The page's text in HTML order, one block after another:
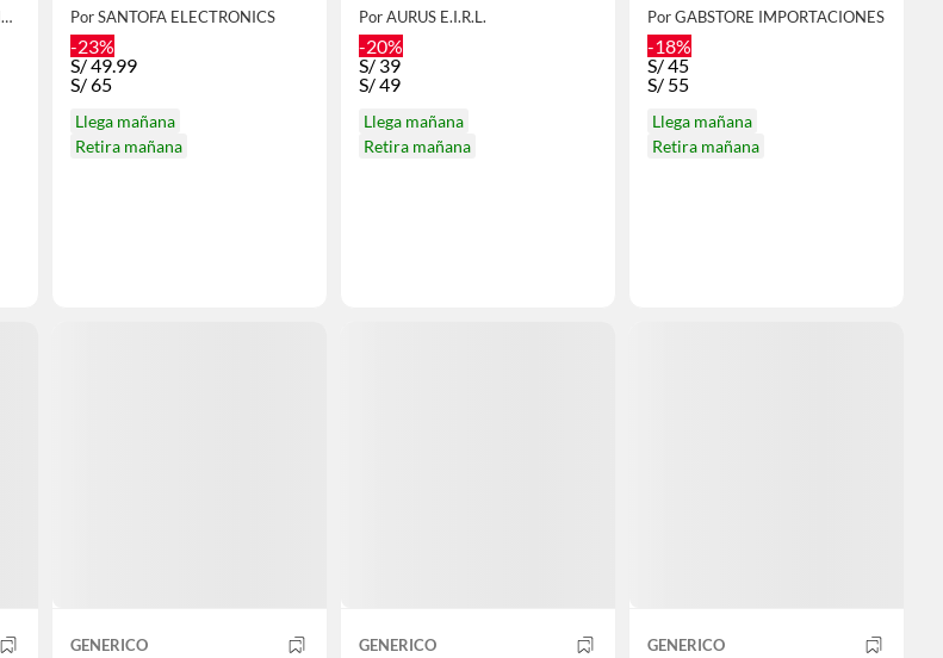
Por GABSTORE IMPORTACIONES EIRL Por SANTOFA ELECTRONICS
-23%
S/49.99
S/65
Llega mañana
Retira mañana
Por AURUS E.I.R.L.
-20%
S/39
S/49
Llega mañana
Retira mañana
Por GABSTORE IMPORTACIONES
-18%
S/45
S/ 55
Llega mañana
Retira mañana
GENERICO GENERICO GENERICO